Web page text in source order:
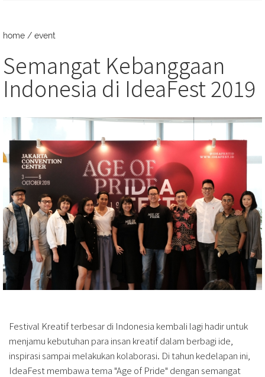
home / event
Semangat Kebanggaan
Indonesia di IdeaFest 2019
Festival Kreatif terbesar di Indonesia kembali lagi hadir untuk
menjamu kebutuhan para insan kreatif dalam berbagi ide,
inspirasi sampai melakukan kolaborasi. Di tahun kedelapan ini,
IdeaFest membawa tema "Age of Pride" dengan semangat